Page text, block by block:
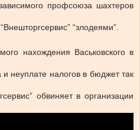
профсоюза шахтеров
“злодеями”.
нахождения Васьковского в
неуплате налогов в бюджет так
обвиняет в организации